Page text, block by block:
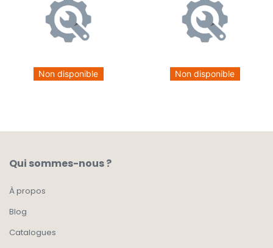
Non disponible Non disponible
Qui sommes-nous ?
À propos
Blog
Catalogues